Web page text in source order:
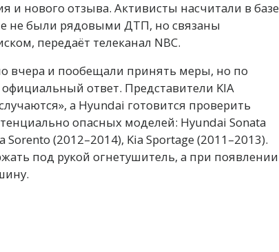
и нового отзыва. Активисты насчитали в базе
не были рядовыми ДТП, но связаны
передаёт телеканал NBC.
вчера и пообещали принять меры, но по
официальный ответ. Представители KIA
а Hyundai готовится проверить
опасных моделей: Hyundai Sonata
(2012–2014), Kia Sportage (2011–2013).
под рукой огнетушитель, а при появлении